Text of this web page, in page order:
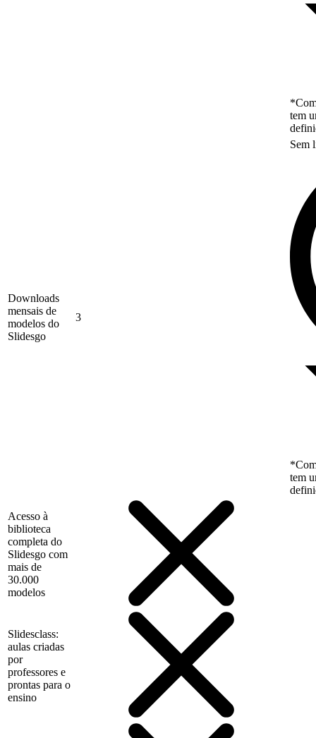
tem
Downloads
mensais de
modelos do
Slidesgo
3
Sem
tem
Acesso à
biblioteca
completa do
Slidesgo com
mais de
30.000
modelos
Slidesclass:
aulas criadas
por
professores e
prontas para o
ensino